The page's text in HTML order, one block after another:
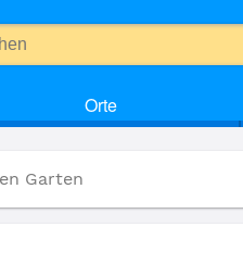
Orte
Garten